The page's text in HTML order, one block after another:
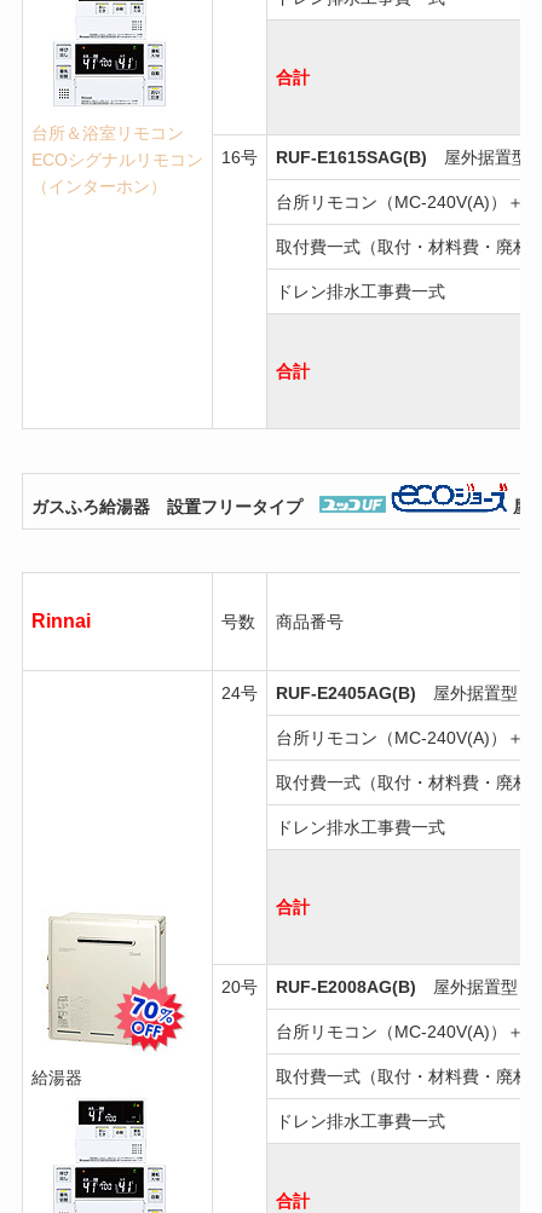
台所＆浴室リモコン
ECOシグナルリモコン
（インターホン）
合計
16号 RUF-E1615SAG(B) 屋外据置型
台所リモコン（MC-240V(A)）＋
取付費一式（取付・材料費・廃材
ドレン排水工事費一式
合計
ガスふろ給湯器 設置フリータイプ 屋
Rinnai 号数 商品番号
給湯器
24号 RUF-E2405AG(B) 屋外据置型・
台所リモコン（MC-240V(A)）＋
取付費一式（取付・材料費・廃材
ドレン排水工事費一式
合計
20号 RUF-E2008AG(B) 屋外据置型・
台所リモコン（MC-240V(A)）＋
取付費一式（取付・材料費・廃材
ドレン排水工事費一式
合計